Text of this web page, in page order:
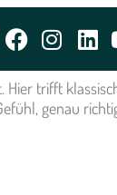
trifft
genau